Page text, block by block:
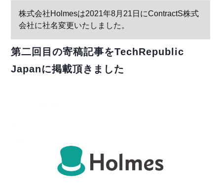
株式会社Holmesは2021年8月21日にContractS株式
会社に社名変更いたしました。
第二回目の寄稿記事をTechRepublic
Japanに掲載頂きました